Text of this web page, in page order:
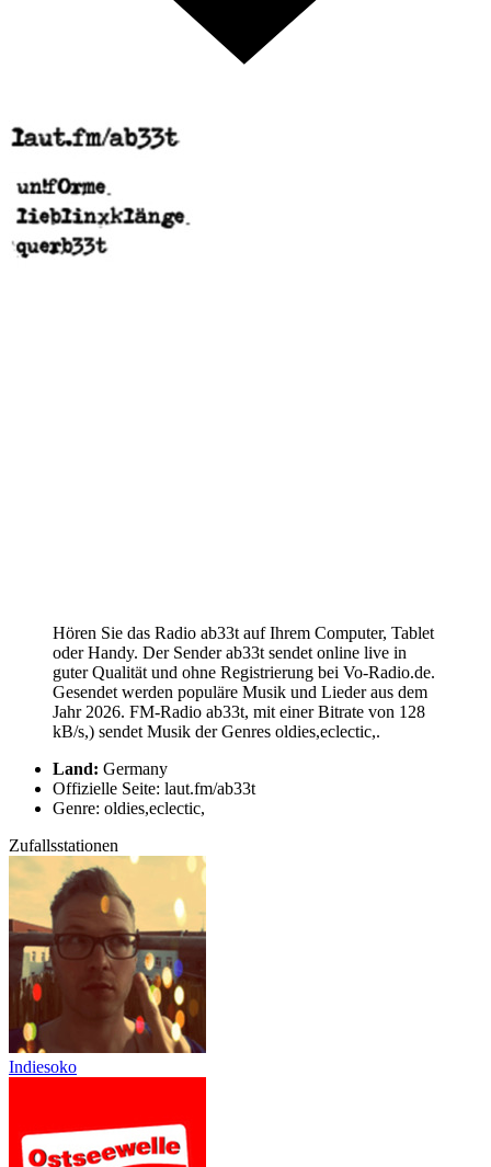
Hören Sie das Radio ab33t auf Ihrem Computer, Tablet
oder Handy. Der Sender ab33t sendet online live in
guter Qualität und ohne Registrierung bei Vo-Radio.de.
Gesendet werden populäre Musik und Lieder aus dem
Jahr 2026. FM-Radio ab33t, mit einer Bitrate von 128
kB/s,) sendet Musik der Genres oldies,eclectic,.
Land: Germany
Offizielle Seite: laut.fm/ab33t
Genre: oldies,eclectic,
Zufallsstationen
Indiesoko